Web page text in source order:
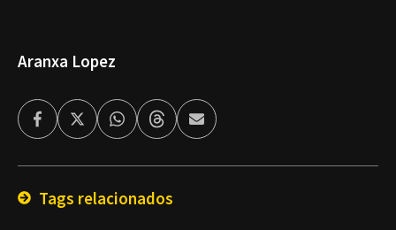
Aranxa Lopez
FacebookTwitterWhatsappThreadsEnviar
por
Tags relacionados